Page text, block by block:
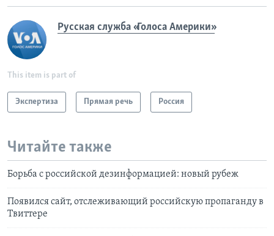
Русская служба «Голоса Америки»
This item is part of
Экспертиза Прямая речь Россия
Читайте также
Борьба с российской дезинформацией: новый рубеж
Появился сайт, отслеживающий российскую пропаганду в
Твиттере